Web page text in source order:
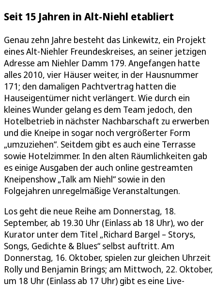
Seit 15 Jahren in Alt-Niehl etabliert
Genau zehn Jahre besteht das Linkewitz, ein Projekt
eines Alt-Niehler Freundeskreises, an seiner jetzigen
Adresse am Niehler Damm 179. Angefangen hatte
alles 2010, vier Häuser weiter, in der Hausnummer
171; den damaligen Pachtvertrag hatten die
Hauseigentümer nicht verlängert. Wie durch ein
kleines Wunder gelang es dem Team jedoch, den
Hotelbetrieb in nächster Nachbarschaft zu erwerben
und die Kneipe in sogar noch vergrößerter Form
„umzuziehen“. Seitdem gibt es auch eine Terrasse
sowie Hotelzimmer. In den alten Räumlichkeiten gab
es einige Ausgaben der auch online gestreamten
Kneipenshow „Talk am Niehl“ sowie in den
Folgejahren unregelmäßige Veranstaltungen.
Los geht die neue Reihe am Donnerstag, 18.
September, ab 19.30 Uhr (Einlass ab 18 Uhr), wo der
Kurator unter dem Titel „Richard Bargel – Storys,
Songs, Gedichte & Blues“ selbst auftritt. Am
Donnerstag, 16. Oktober, spielen zur gleichen Uhrzeit
Rolly und Benjamin Brings; am Mittwoch, 22. Oktober,
um 18 Uhr (Einlass ab 17 Uhr) gibt es eine Live-